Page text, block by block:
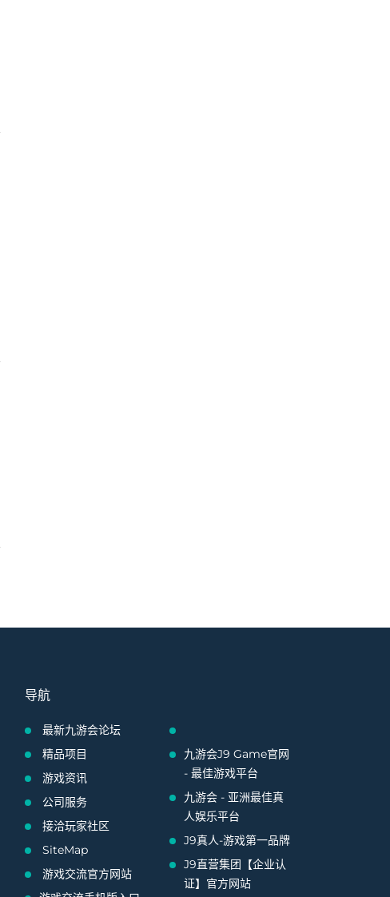
导航
最新九游会论坛
精品项目
游戏资讯
公司服务
接洽玩家社区
SiteMap
游戏交流官方网站
九游会J9 Game官网
- 最佳游戏平台
九游会 - 亚洲最佳真
人娱乐平台
J9真人-游戏第一品牌
J9直营集团【企业认
证】官方网站